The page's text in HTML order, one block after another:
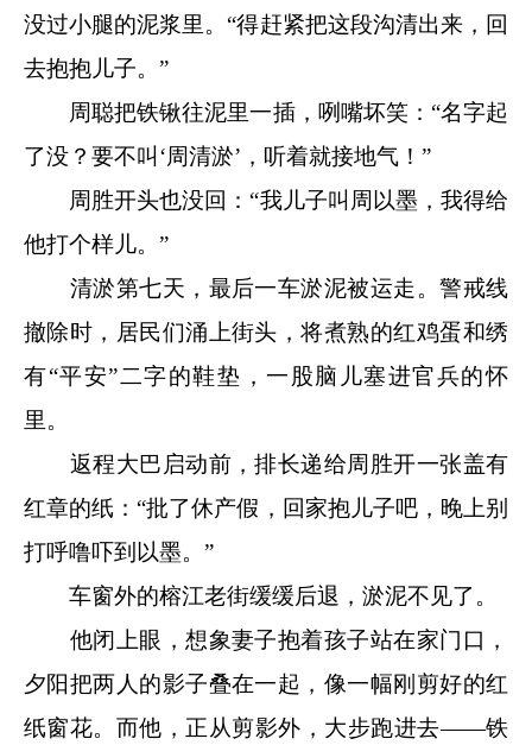
没过小腿的泥浆里。“得赶紧把这段沟清出来，回
去抱抱儿子。”
周聪把铁锹往泥里一插，咧嘴坏笑：“名字起
了没？要不叫‘周清淤’，听着就接地气！”
周胜开头也没回：“我儿子叫周以墨，我得给
他打个样儿。”
清淤第七天，最后一车淤泥被运走。警戒线
撤除时，居民们涌上街头，将煮熟的红鸡蛋和绣
有“平安”二字的鞋垫，一股脑儿塞进官兵的怀
里。
返程大巴启动前，排长递给周胜开一张盖有
红章的纸：“批了休产假，回家抱儿子吧，晚上别
打呼噜吓到以墨。”
车窗外的榕江老街缓缓后退，淤泥不见了。
他闭上眼，想象妻子抱着孩子站在家门口，
夕阳把两人的影子叠在一起，像一幅刚剪好的红
纸窗花。而他，正从剪影外，大步跑进去——铁